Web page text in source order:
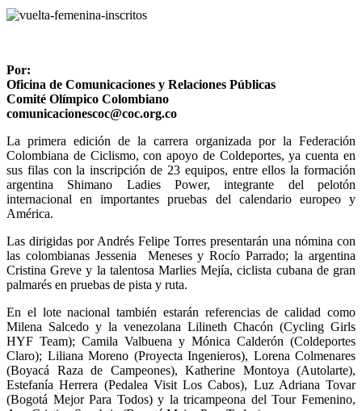
Por:
Oficina de Comunicaciones y Relaciones Públicas
Comité Olímpico Colombiano
comunicacionescoc@coc.org.co
La primera edición de la carrera organizada por la Federación
Colombiana de Ciclismo, con apoyo de Coldeportes, ya cuenta en
sus filas con la inscripción de 23 equipos, entre ellos la formación
argentina Shimano Ladies Power, integrante del pelotón
internacional en importantes pruebas del calendario europeo y
América.
Las dirigidas por Andrés Felipe Torres presentarán una nómina con
las colombianas Jessenia Meneses y Rocío Parrado; la argentina
Cristina Greve y la talentosa Marlies Mejía, ciclista cubana de gran
palmarés en pruebas de pista y ruta.
En el lote nacional también estarán referencias de calidad como
Milena Salcedo y la venezolana Lilineth Chacón (Cycling Girls
HYF Team); Camila Valbuena y Mónica Calderón (Coldeportes
Claro); Liliana Moreno (Proyecta Ingenieros), Lorena Colmenares
(Boyacá Raza de Campeones), Katherine Montoya (Autolarte),
Estefanía Herrera (Pedalea Visit Los Cabos), Luz Adriana Tovar
(Bogotá Mejor Para Todos) y la tricampeona del Tour Femenino,